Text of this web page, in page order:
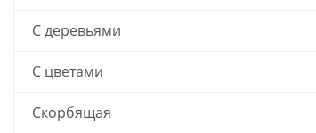
С деревьями
С цветами
Скорбящая